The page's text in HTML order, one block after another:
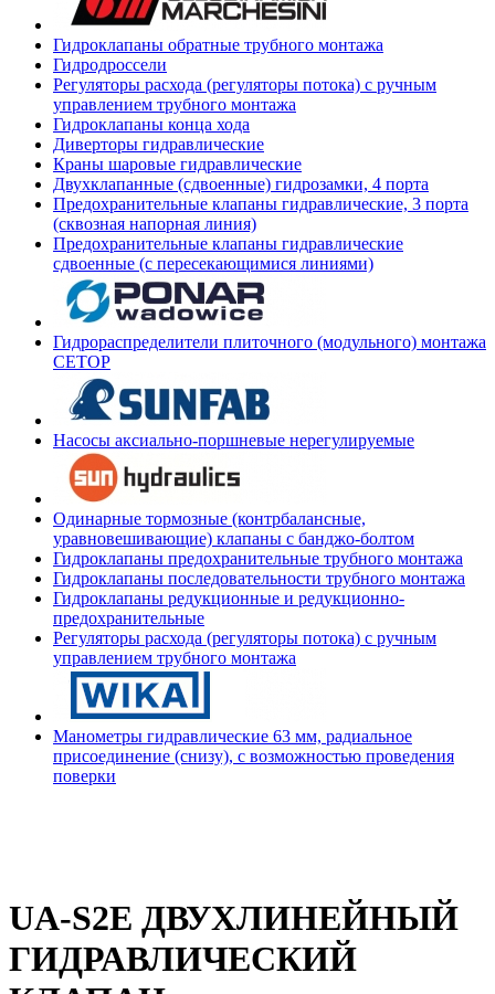
Гидроклапаны обратные трубного монтажа
Гидродроссели
Регуляторы расхода (регуляторы потока) с ручным
управлением трубного монтажа
Гидроклапаны конца хода
Диверторы гидравлические
Краны шаровые гидравлические
Двухклапанные (сдвоенные) гидрозамки, 4 порта
Предохранительные клапаны гидравлические, 3 порта
(сквозная напорная линия)
Предохранительные клапаны гидравлические
сдвоенные (с пересекающимися линиями)
Гидрораспределители плиточного (модульного) монтажа
СЕТОР
Насосы аксиально-поршневые нерегулируемые
Одинарные тормозные (контрбалансные,
уравновешивающие) клапаны с банджо-болтом
Гидроклапаны предохранительные трубного монтажа
Гидроклапаны последовательности трубного монтажа
Гидроклапаны редукционные и редукционно-
предохранительные
Регуляторы расхода (регуляторы потока) с ручным
управлением трубного монтажа
Манометры гидравлические 63 мм, радиальное
присоединение (снизу), с возможностью проведения
поверки
UA-S2E ДВУХЛИНЕЙНЫЙ
ГИДРАВЛИЧЕСКИЙ